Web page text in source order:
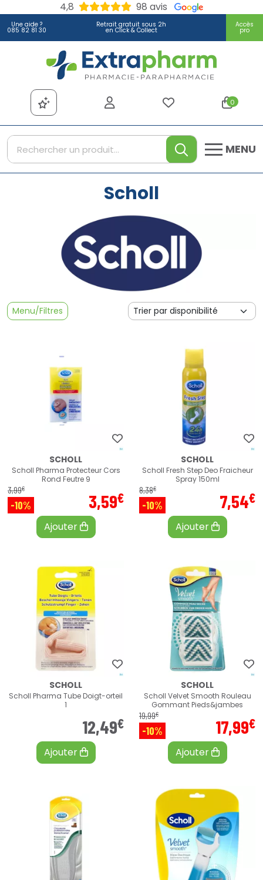
4,8 98 avis
Une aide ?
085 82 81 30
Retrait gratuit sous 2h
en Click & Collect
Accès
pro
Extrapharm Votre
0
MENU
Scholl
Menu/Filtres
SCHOLL
Scholl Pharma Protecteur Cors
Rond Feutre 9
3,99€
-10% 3,59€
Ajouter
SCHOLL
Scholl Fresh Step Deo Fraicheur
Spray 150ml
8,38€
-10% 7,54€
Ajouter
SCHOLL
Scholl Pharma Tube Doigt-orteil
1
12,49€
Ajouter
SCHOLL
Scholl Velvet Smooth Rouleau
Gommant Pieds&jambes
19,99€
-10% 17,99€
Ajouter